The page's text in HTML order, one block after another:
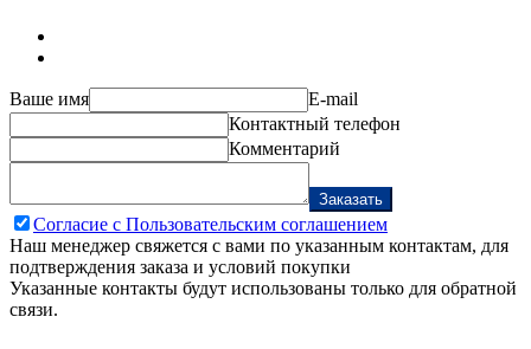
Ваше имя
E-mail
Контактный телефон
Комментарий
Заказать
Согласие с Пользовательским соглашением
Наш менеджер свяжется с вами по указанным контактам, для
подтверждения заказа и условий покупки
Указанные контакты будут использованы только для обратной
связи.